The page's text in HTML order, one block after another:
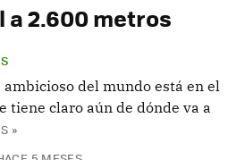
2.600 metros
del mundo está en el
tiene claro aún de dónde va a
»